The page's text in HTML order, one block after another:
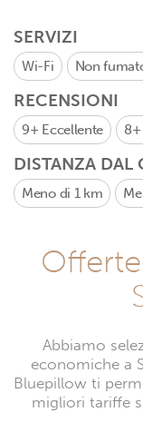
SERVIZI
Wi-Fi Non
RECENSIONI
9+ Eccellente 8+
DISTANZA DAL
Meno di 1 km
Abbiamo
economiche a
Bluepillow ti
migliori tariffe